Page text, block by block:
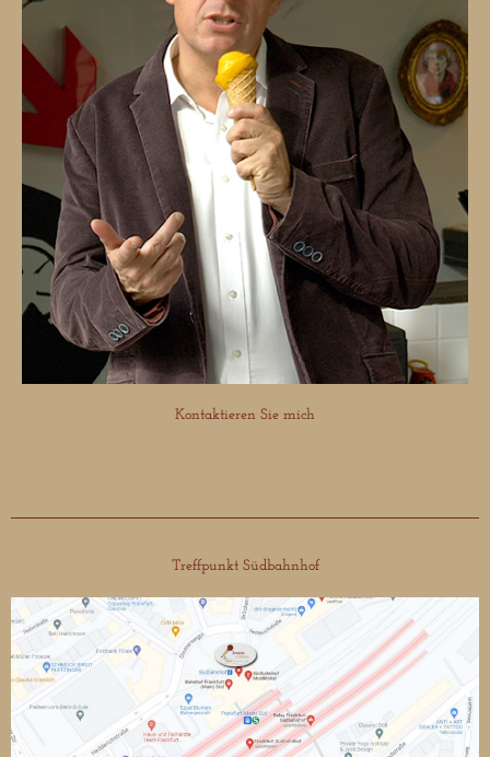
Kontaktieren Sie mich
Treffpunkt Südbahnhof